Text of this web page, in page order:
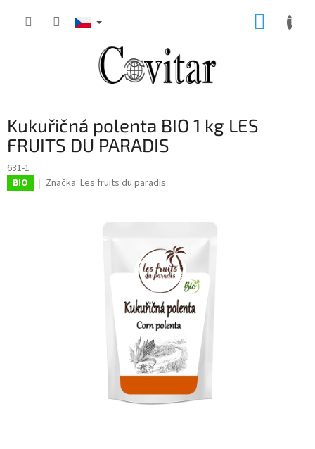
Kukuřičná polenta BIO 1 kg LES
FRUITS DU PARADIS
631-1
BIO Značka: Les fruits du paradis